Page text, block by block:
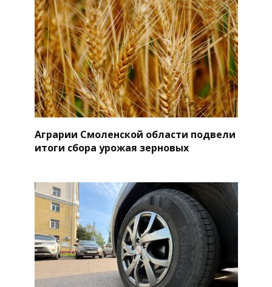
Аграрии Смоленской области подвели
итоги сбора урожая зерновых